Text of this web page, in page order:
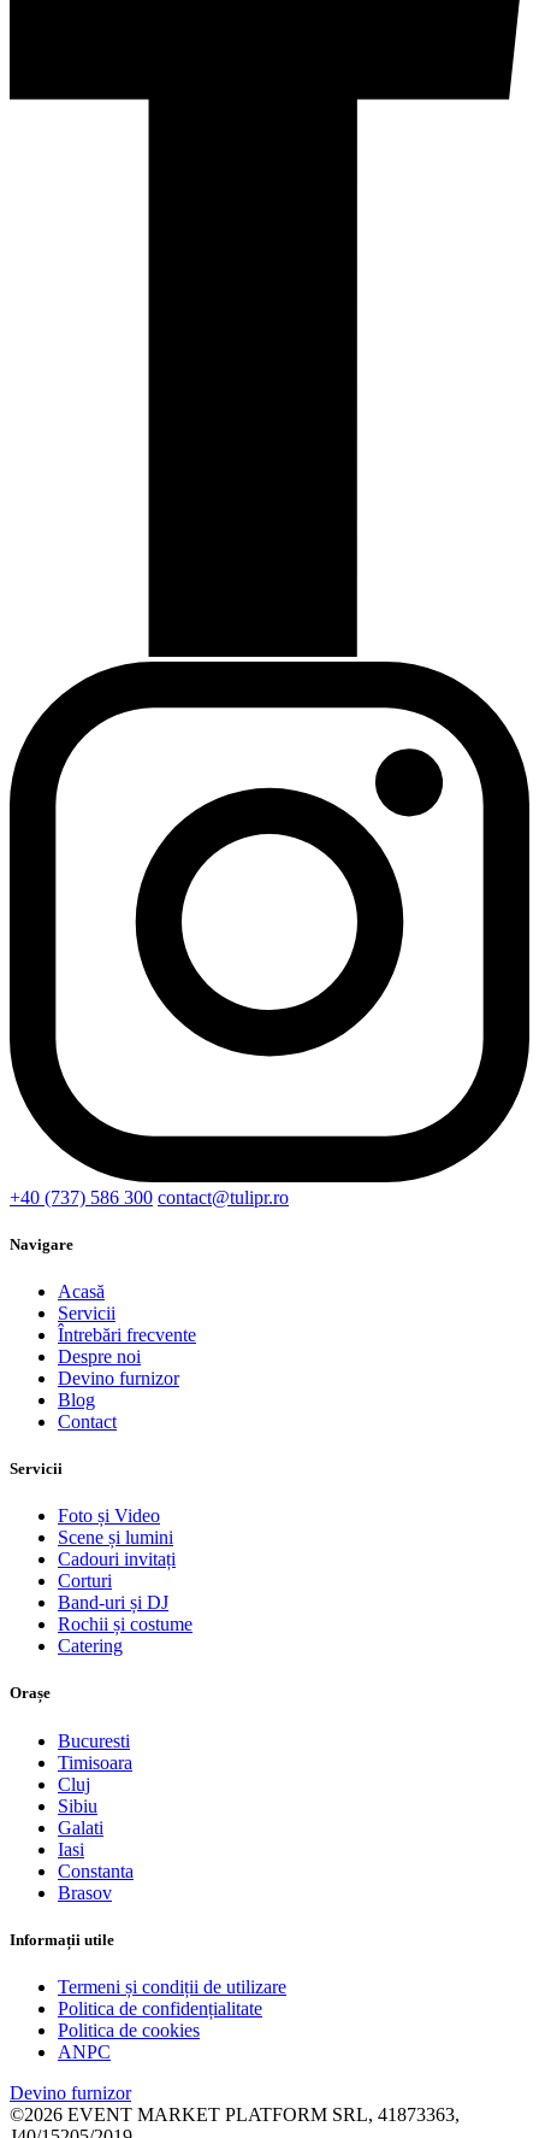
+40 (737) 586 300 contact@tulipr.ro
Navigare
Acasă
Servicii
Întrebări frecvente
Despre noi
Devino furnizor
Blog
Contact
Servicii
Foto și Video
Scene și lumini
Cadouri invitați
Corturi
Band-uri și DJ
Rochii și costume
Catering
Orașe
Bucuresti
Timisoara
Cluj
Sibiu
Galati
Iasi
Constanta
Brasov
Informații utile
Termeni și condiții de utilizare
Politica de confidențialitate
Politica de cookies
ANPC
Devino furnizor
©2026 EVENT MARKET PLATFORM SRL, 41873363,